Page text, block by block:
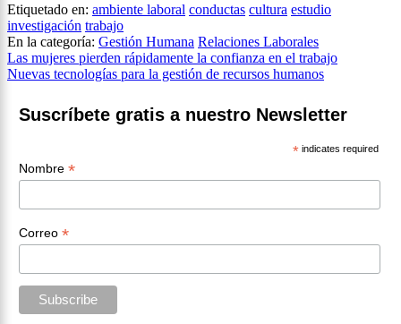
Etiquetado en: ambiente laboral conductas cultura estudio
investigación trabajo
En la categoría: Gestión Humana Relaciones Laborales
Navegación
de
entradas
Las mujeres pierden rápidamente la confianza en el trabajo
Nuevas tecnologías para la gestión de recursos humanos
Suscríbete gratis a nuestro Newsletter
* indicates required
Nombre *
Correo *